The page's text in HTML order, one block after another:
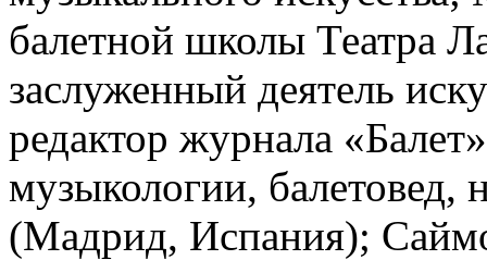
балетной школы Театра
заслуженный деятель
редактор журнала
музыкологии, балетовед,
(Мадрид, Испания);